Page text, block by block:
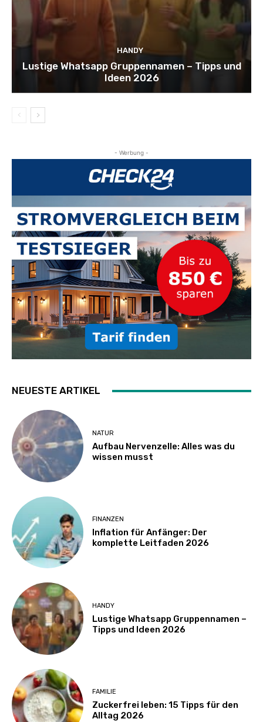
HANDY
Lustige Whatsapp Gruppennamen – Tipps und
Ideen 2026
- Werbung -
NEUESTE ARTIKEL
NATUR
Aufbau Nervenzelle: Alles was du
wissen musst
FINANZEN
Inflation für Anfänger: Der
komplette Leitfaden 2026
HANDY
Lustige Whatsapp Gruppennamen –
Tipps und Ideen 2026
FAMILIE
Zuckerfrei leben: 15 Tipps für den
Alltag 2026